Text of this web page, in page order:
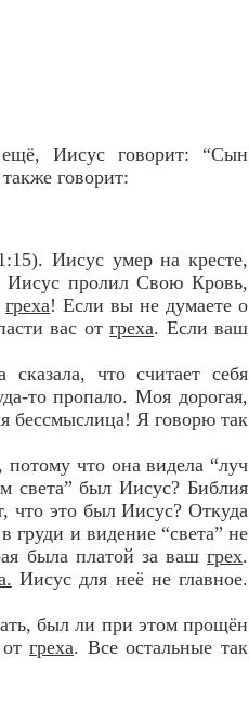
Иисус говорит: “Сын
говорит:
Иисус умер на кресте,
Иисус пролил Свою Кровь,
греха! Если вы не думаете о
вас отгреха. Если ваш
что считает себя
то пропало. Моя дорогая,
бессмыслица! Я говорю так
потому что она видела “луч
света” был Иисус? Библия
что это был Иисус? Откуда
груди и видение “света” не
была платой за вашгрех.
Иисус для неё не главное.
был ли при этом прощён
отгреха. Все остальные так